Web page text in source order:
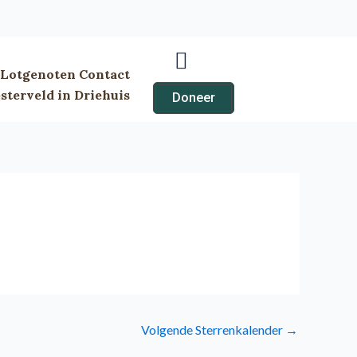
Lotgenoten Contact
in Driehuis
Doneer
Volgende Sterrenkalender →